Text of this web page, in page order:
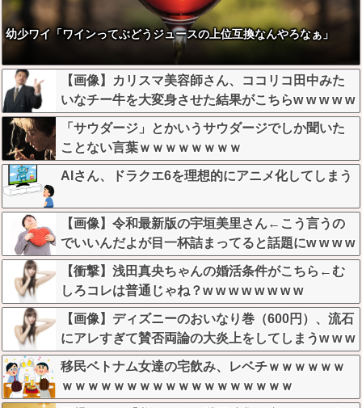
幼少ワイ「ワインってぶどうジュースの上位互換なんやろなぁ」
【画像】カリスマ美容師さん、ココリコ田中みた
いなチー牛を大変身させた結果がこちらw w w w w
w w w w w w
「サウダージ」とかいうサウダージでしか聞いた
ことない言葉ｗｗｗｗｗｗｗｗ
AIさん、ドラクエ6を理想的にアニメ化してしまう
【画像】令和最新版の宇垣美里さん←こう言うの
でいいんだよが目一杯詰まってると話題にw w w w
w w w w w
【衝撃】浅田真央ちゃんの婚活条件がこちら←む
しろコレは普通じゃね？w w w w w w w w
【画像】ディズニーのおいなり巻（600円）、流石
にアレすぎて賛否両論の大炎上をしてしまうw w w
w w w w
移民ベトナム女達の宅飲み、レベチｗｗｗｗｗｗ
ｗｗｗｗｗｗｗｗｗｗｗｗｗｗｗｗｗｗ